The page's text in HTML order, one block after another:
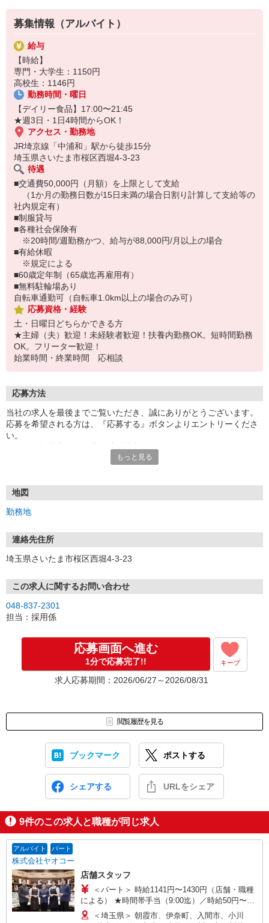
＼ 働くメリットもいっぱい ／
■仕事終わりにサクッとお買い物が出来ちゃいます♪
■新しい商品情報をいち早くゲットできます♪
■知識や技術が日常で活かせるので一石二鳥♪
私たちと一緒に働いてみませんか？
≪デイリー食品部門の特徴≫
牛乳やパン、ケーキなどの比較的賞味期限が短い商品を取り扱いま
す。
いち早く新商品を知る事が出来ますので好奇心旺盛な方大歓迎で
す。
賞味期限が短い商品が多いので、鮮度管理と発注が大切なお仕事で
す。
売場の作り方一つで売上が大きく変わるので、いろんな売場作りに
チャレンジしてみると面白いですよ。
（グロサリースタッフと兼務になります）
募集情報（アルバイト）
給与
【時給】
専門・大学生：1150円
高校生：1146円
勤務時間・曜日
【デイリー食品】17:00〜21:45
★週3日・1日4時間からOK！
アクセス・勤務地
JR埼京線「中浦和」駅から徒歩15分
埼玉県さいたま市桜区西堀4-3-23
待遇
■交通費50,000円（月額）を上限として支給
（1か月の勤務日数が15日未満の場合日割り計算して支給等の
社内規定有）
■制服貸与
■各種社会保険有
※20時間/週勤務かつ、給与が88,000円/月以上の場合
■有給休暇
※規定による
■60歳定年制（65歳迄再雇用有）
■無料駐輪場あり
自転車通勤可（自転車1.0km以上の場合のみ可）
応募資格・経験
土・日曜日どちらかできる方
★主婦（夫）歓迎！未経験者歓迎！扶養内勤務OK。短時間勤務
OK。フリーター歓迎！
始業時間・終業時間 応相談
応募方法
当社の求人を最後までご覧いただき、誠にありがとうございます。
応募を希望される方は、『応募する』ボタンよりエントリーくださ
い。
面接時は面接シートの記入と簡単な適正テスト（5分程）を実施しま
※採用となった方は契約時までに履歴書（写真貼付）の提出が必要
です。
※応募書類は返却致しませんので、ご了承ください。
もっと見る
地図
勤務地
連絡先住所
埼玉県さいたま市桜区西堀4-3-23
この求人に関するお問い合わせ
048-837-2301
担当：採用係
応募画面へ進む
1分で応募完了!! キープ
求人応募期間：2026/06/27～2026/08/31
閲覧履歴を見る
ブックマーク ポストする
シェアする URLをシェア
9件のこの求人と職種が同じ求人
アルバイト パート
株式会社ヤオコー
店舗スタッフ
＜パート＞ 時給1141円〜1430円（店舗・職種
による） ★時間帯手当（9:00迄）／時給50円〜
200円UP（店舗による）
＜埼玉県＞ 朝霞市、伊奈町、入間市、小川